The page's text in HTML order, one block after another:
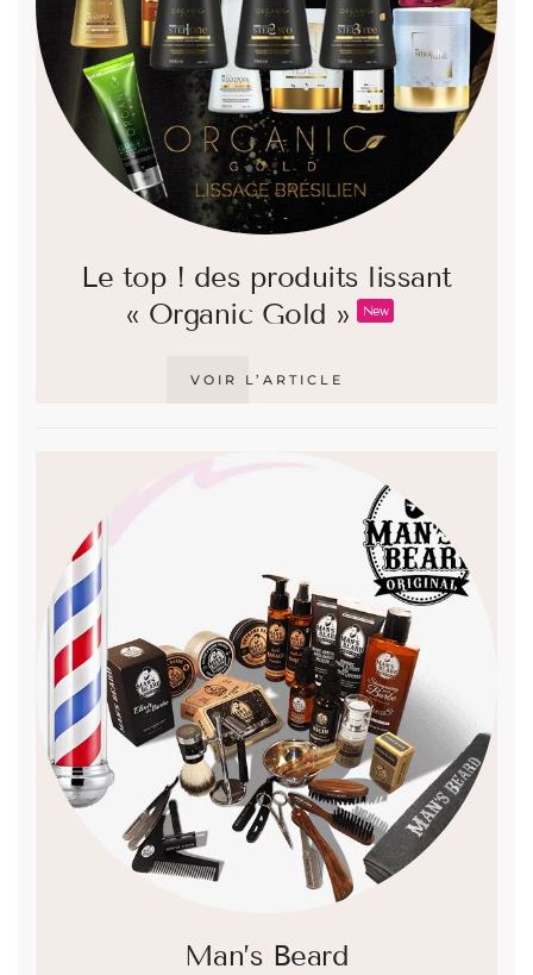
Le top ! des produits lissant
« Organic Gold »
New
VOIR L’ARTICLE
Man’s Beard